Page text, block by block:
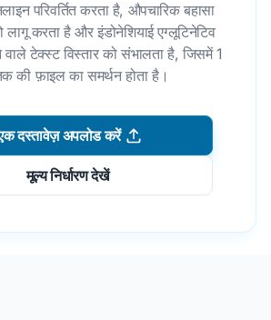
परिवर्तित करता है, औपचारिक बहासा
लागू करता है और इंडोनेशियाई एग्लूटिनेटिव
वाले टेक्स्ट विस्तार को संभालता है, जिसमें 1
की फ़ाइल का समर्थन होता है।
दस्तावेज़ अपलोड करें
मूल्य निर्धारण देखें